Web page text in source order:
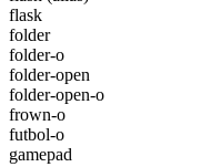
flask
folder
folder-o
folder-open
folder-open-o
frown-o
futbol-o
gamepad